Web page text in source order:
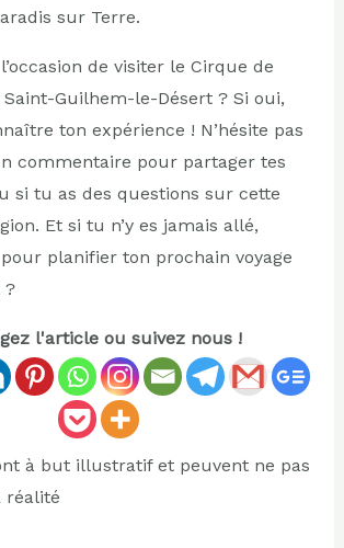
sur Terre.
de visiter le Cirque de
Saint-Guilhem-le-Désert ? Si oui,
ton expérience ! N’hésite pas
commentaire pour partager tes
si tu as des questions sur cette
Et si tu n’y es jamais allé,
planifier ton prochain voyage
?
l'article ou suivez nous !
à but illustratif et peuvent ne pas
réalité